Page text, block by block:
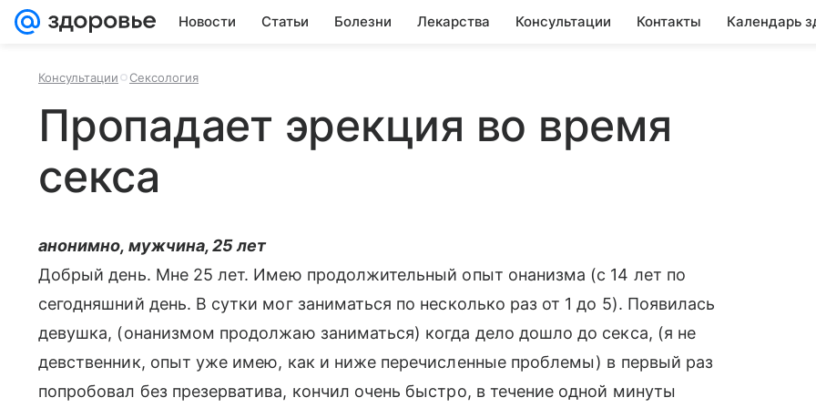
Новости Статьи Болезни Лекарства Консультации Контакты Календарь
Консультации Сексология
Пропадает эрекция во время
секса
анонимно, мужчина, 25 лет
Добрый день. Мне 25 лет. Имею продолжительный опыт онанизма (с 14 лет по
сегодняшний день. В сутки мог заниматься по несколько раз от 1 до 5). Появилась
девушка, (онанизмом продолжаю заниматься) когда дело дошло до секса, (я не
девственник, опыт уже имею, как и ниже перечисленные проблемы) в первый раз
попробовал без презерватива, кончил очень быстро, в течение одной минуты